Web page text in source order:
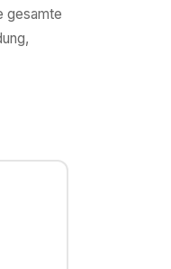
gesamte